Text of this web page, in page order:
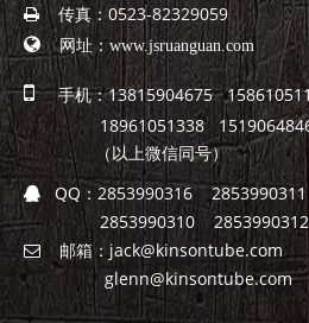
传真：0523-82329059
 网址：www.jsruanguan.com

手机：13815904675
18961051338
（以上微信同号）
 QQ：2853990316 2853990311
2853990310 2853990312
 邮箱：jack@kinsontube.com
glenn@kinsontube.com